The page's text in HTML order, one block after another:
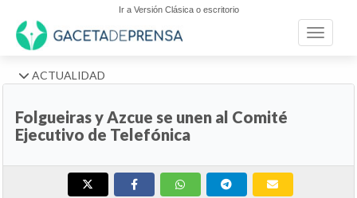
Ir a Versión Clásica o escritorio
Toggle
ACTUALIDAD
Folgueiras y Azcue se unen al Comité
Ejecutivo de Telefónica